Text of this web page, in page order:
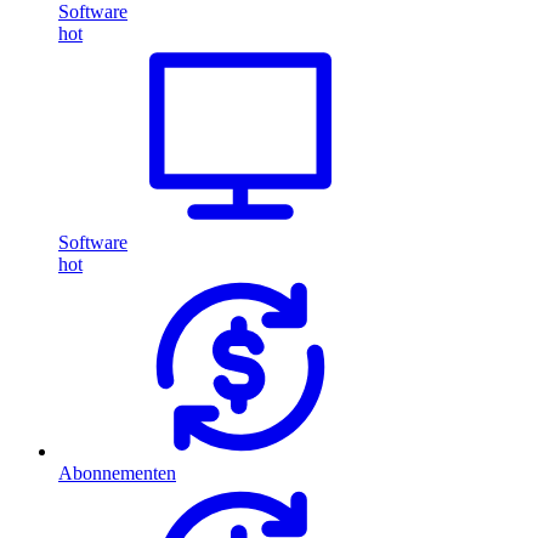
Software
hot
Software
hot
Abonnementen